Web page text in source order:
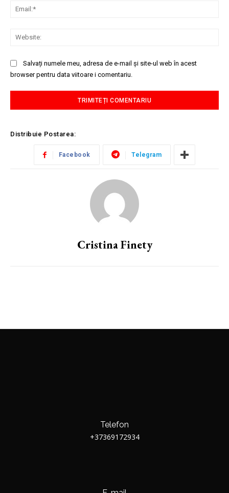
Salvați numele meu, adresa de e-mail și site-ul web în acest
browser pentru data viitoare i comentariu.
Distribuie Postarea:
Facebook Telegram
Cristina Finety
Telefon
+37369172934